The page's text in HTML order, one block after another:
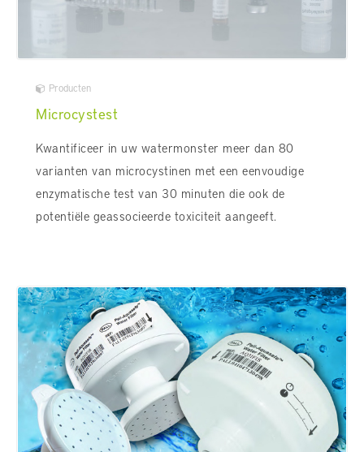
Producten
Microcystest
Kwantificeer in uw watermonster meer dan 80
varianten van microcystinen met een eenvoudige
enzymatische test van 30 minuten die ook de
potentiële geassocieerde toxiciteit aangeeft.